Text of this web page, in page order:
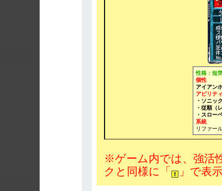
性格：短
個性
アイアン
アビリテ
・ソニッ
・従順（
・スロー
系統
リファー
※ゲーム内では、強活
クと同様に「
」で表